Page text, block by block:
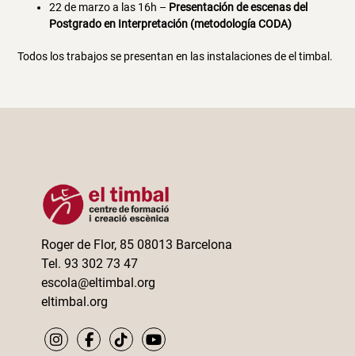
22 de marzo a las 16h – Presentación de escenas del
Postgrado en Interpretación (metodología CODA)
Todos los trabajos se presentan en las instalaciones de el timbal.
Roger de Flor, 85 08013 Barcelona
Tel. 93 302 73 47
escola@eltimbal.org
eltimbal.org